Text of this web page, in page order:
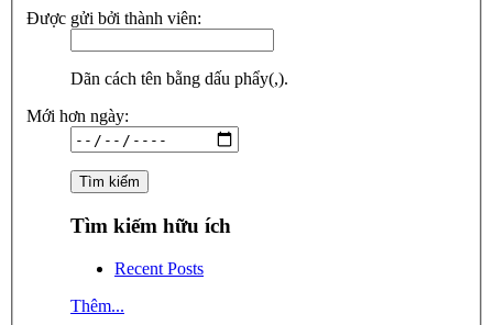
Được gửi bởi thành viên:
Dãn cách tên bằng dấu phẩy(,).
Mới hơn ngày:
Tìm kiếm hữu ích
Recent Posts
Thêm...